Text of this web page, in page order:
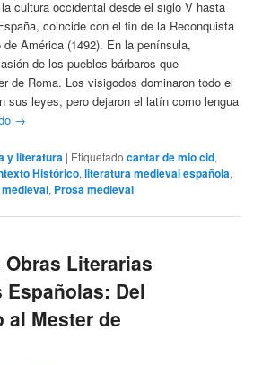
cultura occidental desde el siglo V hasta
coincide con el fin de la Reconquista
América (1492). En la península,
de los pueblos bárbaros que
de Roma. Los visigodos dominaron todo el
sus leyes, pero dejaron el latín como lengua
→
y literatura | Etiquetado cantar de mio cid,
Histórico,literatura medieval española,
, Prosa medieval
Literarias
Españolas: Del
al Mester de